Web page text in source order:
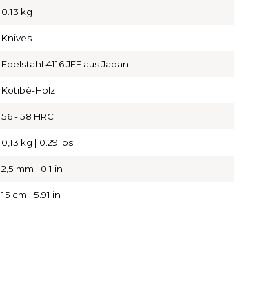
0.13 kg
Knives
Edelstahl 4116 JFE aus Japan
Kotibé-Holz
56 - 58 HRC
0,13 kg | 0.29 lbs
2,5 mm | 0.1 in
15 cm | 5.91 in